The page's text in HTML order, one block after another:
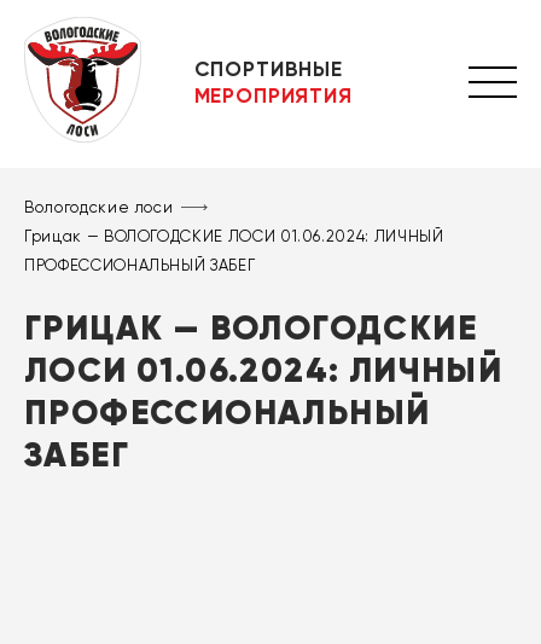
СПОРТИВНЫЕ
МЕРОПРИЯТИЯ
Вологодские лоси
Грицак — ВОЛОГОДСКИЕ ЛОСИ 01.06.2024: ЛИЧНЫЙ
ПРОФЕССИОНАЛЬНЫЙ ЗАБЕГ
ГРИЦАК — ВОЛОГОДСКИЕ
ЛОСИ 01.06.2024: ЛИЧНЫЙ
ПРОФЕССИОНАЛЬНЫЙ
ЗАБЕГ